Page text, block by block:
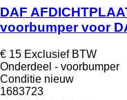
DAF
voorbumper voor
€ 15 Exclusief BTW
Onderdeel - voorbumper
Conditie nieuw
1683723